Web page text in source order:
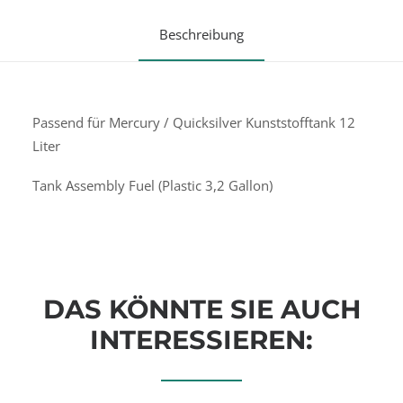
Beschreibung
Passend für Mercury / Quicksilver Kunststofftank 12
Liter
Tank Assembly Fuel (Plastic 3,2 Gallon)
DAS KÖNNTE SIE AUCH
INTERESSIEREN: